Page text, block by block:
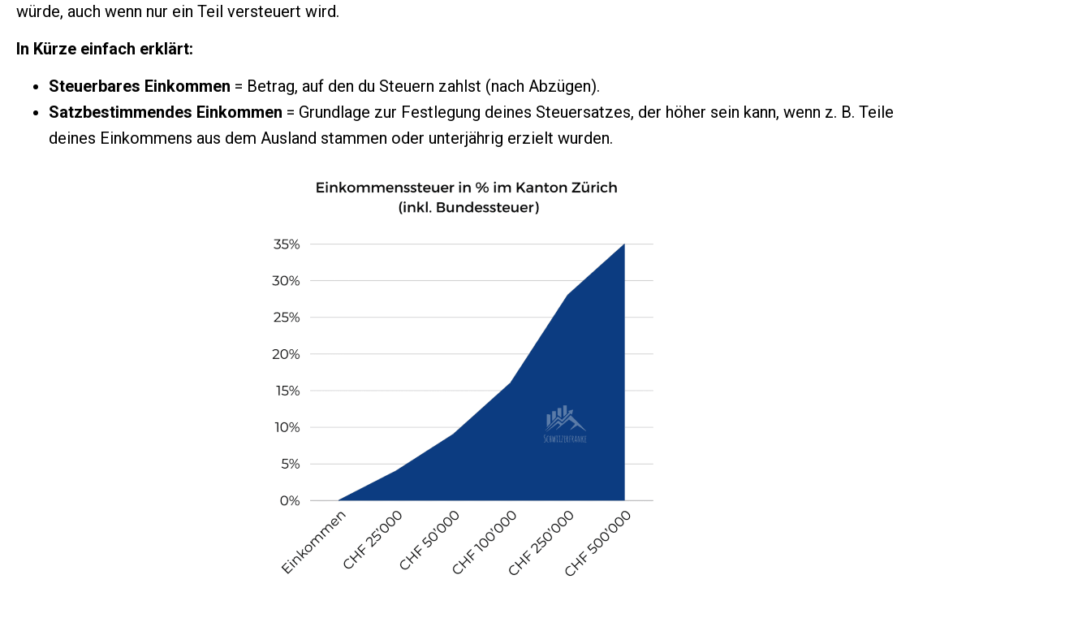
würde, auch wenn nur ein Teil versteuert wird.
In Kürze einfach erklärt:
Steuerbares Einkommen = Betrag, auf den du Steuern zahlst (nach Abzügen).
Satzbestimmendes Einkommen = Grundlage zur Festlegung deines Steuersatzes, der höher sein kann, wenn z. B. Teile
deines Einkommens aus dem Ausland stammen oder unterjährig erzielt wurden.